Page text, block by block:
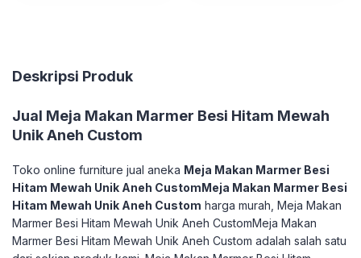
Deskripsi Produk
Jual Meja Makan Marmer Besi Hitam Mewah
Unik Aneh Custom
Toko online furniture jual aneka Meja Makan Marmer Besi
Hitam Mewah Unik Aneh CustomMeja Makan Marmer Besi
Hitam Mewah Unik Aneh Custom harga murah, Meja Makan
Marmer Besi Hitam Mewah Unik Aneh CustomMeja Makan
Marmer Besi Hitam Mewah Unik Aneh Custom adalah salah satu